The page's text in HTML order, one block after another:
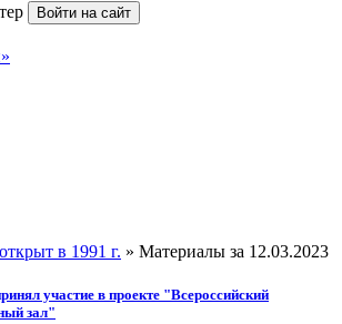
Войти на сайт
в 1991 г. » Материалы за 12.03.2023
участие в проекте "Всероссийский
зал"